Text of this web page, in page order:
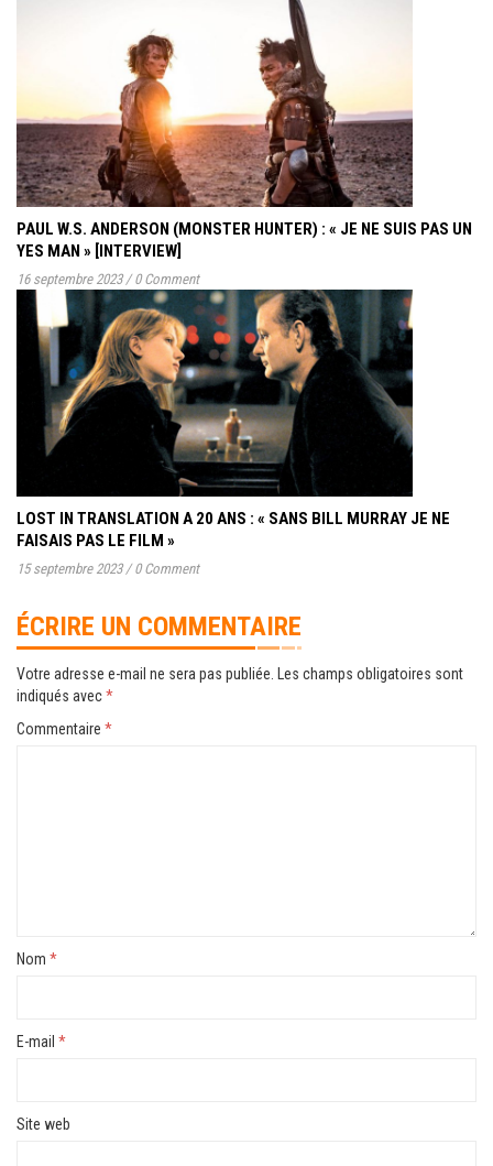
PAUL W.S. ANDERSON (MONSTER HUNTER) : « JE NE SUIS PAS UN
YES MAN » [INTERVIEW]
16 septembre 2023 / 0 Comment
LOST IN TRANSLATION A 20 ANS : « SANS BILL MURRAY JE NE
FAISAIS PAS LE FILM »
15 septembre 2023 / 0 Comment
ÉCRIRE UN COMMENTAIRE
Votre adresse e-mail ne sera pas publiée.
Les champs obligatoires sont
indiqués avec*
Commentaire *
Nom *
E-mail *
Site web